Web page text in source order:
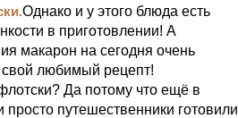
Однако и у этого блюда есть
в приготовлении! А
макарон на сегодня очень
любимый рецепт!
Да потому что ещё в
путешественники готовили